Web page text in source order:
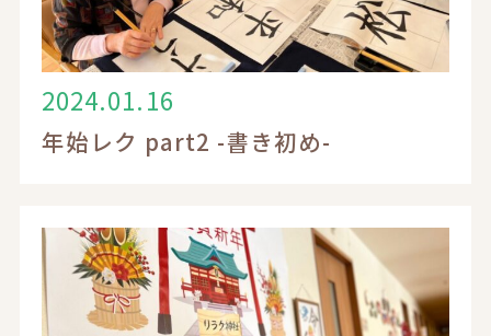
2024.01.16
年始レク part2 -書き初め-